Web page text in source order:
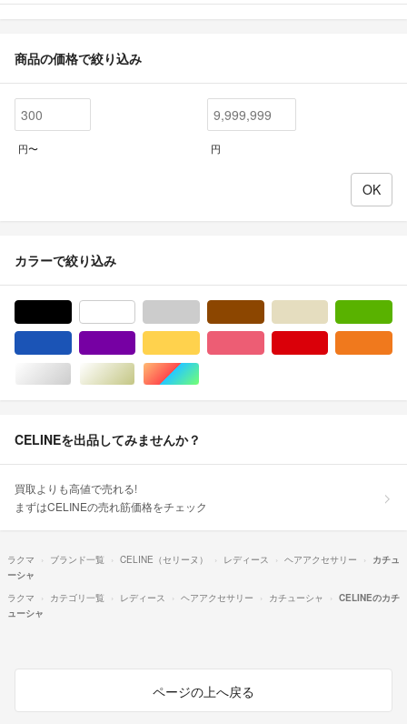
商品の価格で絞り込み
円〜 円
カラーで絞り込み
シルバー/銀色系ゴールド/金色系マルチカラー
CELINEを出品してみませんか？
買取よりも高値で売れる!
まずはCELINEの売れ筋価格をチェック
ラクマ ブランド一覧 CELINE（セリーヌ） レディース ヘアアクセサリー
カチュ
ーシャ
ラクマ
カテゴリ一覧 レディース ヘアアクセサリー カチューシャ
CELINEのカチ
ューシャ
ページの上へ戻る